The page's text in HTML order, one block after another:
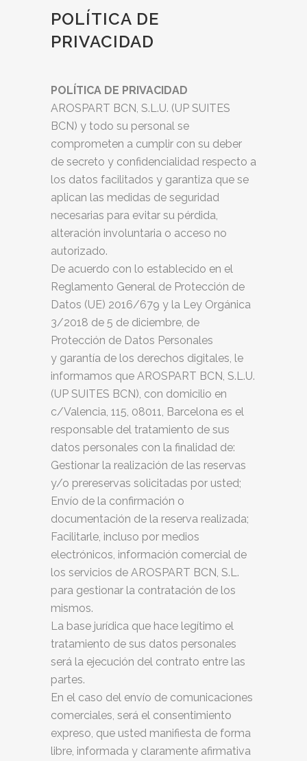
POLÍTICA DE
PRIVACIDAD
POLÍTICA DE PRIVACIDAD
AROSPART BCN, S.L.U. (UP SUITES
BCN) y todo su personal se
comprometen a cumplir con su deber
de secreto y confidencialidad respecto a
los datos facilitados y garantiza que se
aplican las medidas de seguridad
necesarias para evitar su pérdida,
alteración involuntaria o acceso no
autorizado.
De acuerdo con lo establecido en el
Reglamento General de Protección de
Datos (UE) 2016/679 y la Ley Orgánica
3/2018 de 5 de diciembre, de
Protección de Datos Personales
y garantía de los derechos digitales, le
informamos que AROSPART BCN, S.L.U.
(UP SUITES BCN), con domicilio en
c/Valencia, 115, 08011, Barcelona es el
responsable del tratamiento de sus
datos personales con la finalidad de:
Gestionar la realización de las reservas
y/o prereservas solicitadas por usted;
Envío de la confirmación o
documentación de la reserva realizada;
Facilitarle, incluso por medios
electrónicos, información comercial de
los servicios de AROSPART BCN, S.L.
para gestionar la contratación de los
mismos.
La base jurídica que hace legítimo el
tratamiento de sus datos personales
será la ejecución del contrato entre las
partes.
En el caso del envío de comunicaciones
comerciales, será el consentimiento
expreso, que usted manifiesta de forma
libre, informada y claramente afirmativa